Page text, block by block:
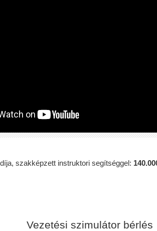
szakképzett instruktori segítséggel:
Vezetési szimulátor bérlés